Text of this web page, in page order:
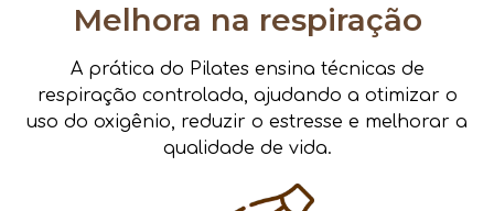
Melhora na respiração
A prática do Pilates ensina técnicas de
respiração controlada, ajudando a otimizar o
uso do oxigênio, reduzir o estresse e melhorar a
qualidade de vida.